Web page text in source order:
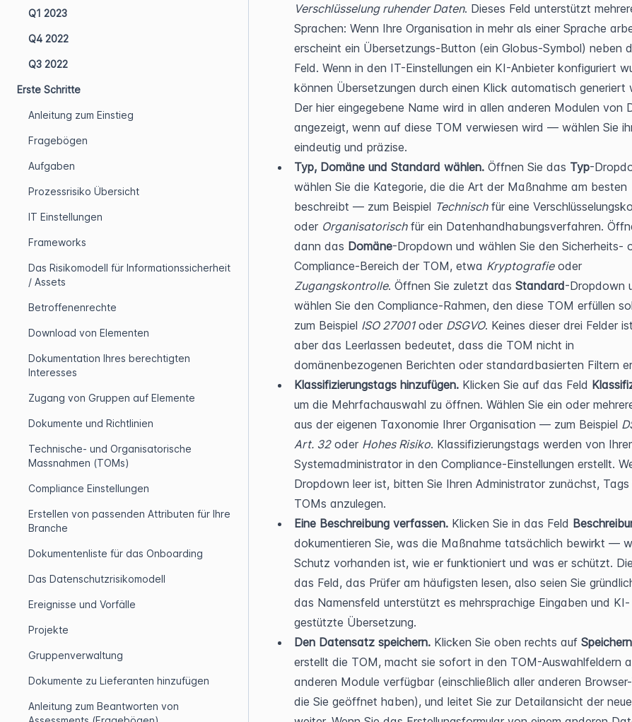
Q1 2023
Q4 2022
Q3 2022
Erste Schritte
Anleitung zum Einstieg
Fragebögen
Aufgaben
Prozessrisiko Übersicht
IT Einstellungen
Frameworks
Das Risikomodell für Informationssicherheit
/ Assets
Betroffenenrechte
Download von Elementen
Dokumentation Ihres berechtigten
Interesses
Zugang von Gruppen auf Elemente
Dokumente und Richtlinien
Technische- und Organisatorische
Massnahmen (TOMs)
Compliance Einstellungen
Erstellen von passenden Attributen für Ihre
Branche
Dokumentenliste für das Onboarding
Das Datenschutzrisikomodell
Ereignisse und Vorfälle
Projekte
Gruppenverwaltung
Dokumente zu Lieferanten hinzufügen
Anleitung zum Beantworten von
Verschlüsselung ruhender Daten. Dieses Feld unterstützt
Sprachen: Wenn Ihre Organisation in mehr als einer Sprache
erscheint ein Übersetzungs-Button (ein Globus-Symbol) neben
Feld. Wenn in den IT-Einstellungen ein KI-Anbieter konfiguriert
können Übersetzungen durch einen Klick automatisch generiert
Der hier eingegebene Name wird in allen anderen Modulen von
angezeigt, wenn auf diese TOM verwiesen wird — wählen Sie
eindeutig und präzise.
Typ, Domäne und Standard wählen. Öffnen Sie das Typ-
wählen Sie die Kategorie, die die Art der Maßnahme am besten
beschreibt — zum Beispiel Technisch für eine
oder Organisatorisch für ein Datenhandhabungsverfahren.
dann das Domäne-Dropdown und wählen Sie den Sicherheits-
Compliance-Bereich der TOM, etwa Kryptografie
Zugangskontrolle. Öffnen Sie zuletzt das Standard-Dropdown
wählen Sie den Compliance-Rahmen, den diese TOM erfüllen
zum Beispiel ISO 27001 oder DSGVO. Keines dieser drei Felder
aber das Leer­lassen bedeutet, dass die TOM nicht in
domänenbezogenen Berichten oder standardbasierten Filtern
Klassifizierungstags hinzufügen. Klicken Sie auf das Feld
um die Mehrfachauswahl zu öffnen. Wählen Sie ein oder
aus der eigenen Taxonomie Ihrer Organisation — zum Beispiel
Art. 32 oder Hohes Risiko. Klassifizierungstags werden von
Systemadministrator in den Compliance-Einstellungen erstellt.
Dropdown leer ist, bitten Sie Ihren Administrator zunächst, Tags
TOMs anzulegen.
Eine Beschreibung verfassen. Klicken Sie in das Feld
dokumentieren Sie, was die Maßnahme tatsächlich bewirkt —
Schutz vorhanden ist, wie er funktioniert und was er schützt.
das Feld, das Prüfer am häufigsten lesen, also seien Sie
das Namensfeld unterstützt es mehrsprachige Eingaben und KI-
gestützte Übersetzung.
Den Datensatz speichern. Klicken Sie oben rechts auf Speichern
erstellt die TOM, macht sie sofort in den TOM-Auswahlfeldern
anderen Module verfügbar (einschließlich aller anderen
die Sie geöffnet haben), und leitet Sie zur Detailansicht der